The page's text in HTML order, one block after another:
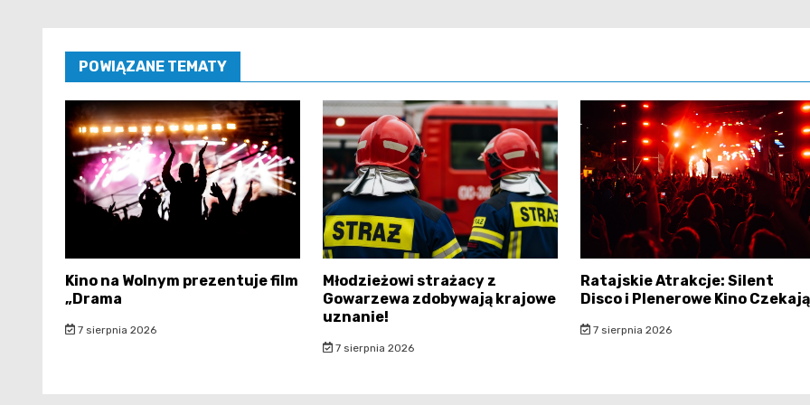
POWIĄZANE TEMATY
Kino na Wolnym prezentuje film
„Drama
7 sierpnia 2026
Młodzieżowi strażacy z
Gowarzewa zdobywają krajowe
uznanie!
7 sierpnia 2026
Ratajskie Atrakcje: Silent
Disco i Plenerowe Kino
7 sierpnia 2026